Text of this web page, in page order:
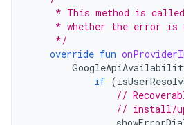
* This method is
* whether the error is
     */
override fun
if (
//
// install/